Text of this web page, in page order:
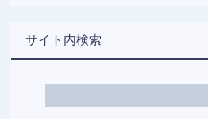
サイト内検索